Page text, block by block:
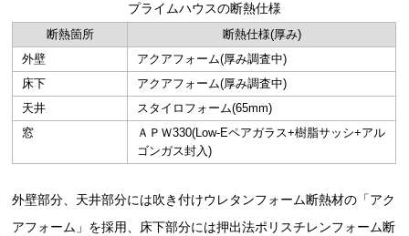
プライムハウスの断熱仕様
断熱箇所
断熱仕様(厚み)
外壁
アクアフォーム(厚み調査中)
床下
アクアフォーム(厚み調査中)
天井
スタイロフォーム(65mm)
窓
ＡＰＷ330(Low-Eペアガラス+樹脂サッシ+アル
ゴンガス封入)
外壁部分、天井部分には吹き付けウレタンフォーム断熱材の「アク
アフォーム」を採用、床下部分には押出法ポリスチレンフォーム断